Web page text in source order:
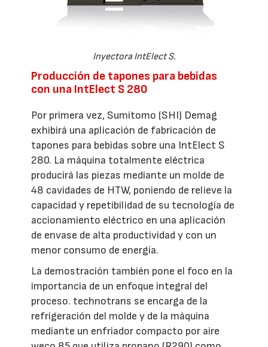
Inyectora IntElect S.
Producción de tapones para bebidas
con una IntElect S 280
Por primera vez, Sumitomo (SHI) Demag
exhibirá una aplicación de fabricación de
tapones para bebidas sobre una IntElect S
280. La máquina totalmente eléctrica
producirá las piezas mediante un molde de
48 cavidades de HTW, poniendo de relieve la
capacidad y repetibilidad de su tecnología de
accionamiento eléctrico en una aplicación
de envase de alta productividad y con un
menor consumo de energía.
La demostración también pone el foco en la
importancia de un enfoque integral del
proceso. technotrans se encarga de la
refrigeración del molde y de la máquina
mediante un enfriador compacto por aire